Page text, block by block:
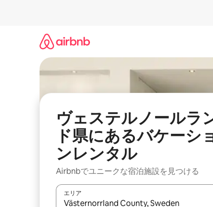
ヴェステルノールラ
ド県にあるバケーシ
ンレンタル
Airbnbでユニークな宿泊施設を見つける
エリア
検索結果が表示されたら、上下の矢印キーを使